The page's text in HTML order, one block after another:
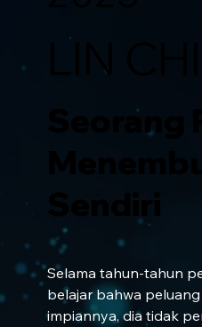
LIN
Seorang
Selama tahun-tahun
belajar bahwa
impiannya, dia tidak